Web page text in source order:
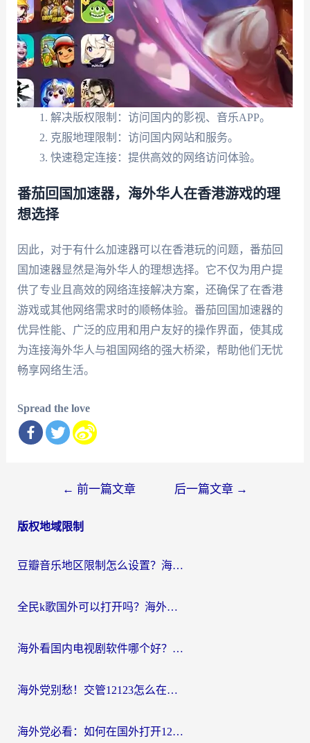
解决版权限制：访问国内的影视、音乐APP。
克服地理限制：访问国内网站和服务。
快速稳定连接：提供高效的网络访问体验。
番茄回国加速器，海外华人在香港游戏的理
想选择
因此，对于有什么加速器可以在香港玩的问题，番茄回
国加速器显然是海外华人的理想选择。它不仅为用户提
供了专业且高效的网络连接解决方案，还确保了在香港
游戏或其他网络需求时的顺畅体验。番茄回国加速器的
优异性能、广泛的应用和用户友好的操作界面，使其成
为连接海外华人与祖国网络的强大桥梁，帮助他们无忧
畅享网络生活。
Spread the love
导
← 前一篇文章 后一篇文章 →
版权地域限制
豆瓣音乐地区限制怎么设置？海外党亲测有效的回国加速方案来了
全民k歌国外可以打开吗？海外党听国内音乐听书的实用指南
海外看国内电视剧软件哪个好？留学生亲测有效的追剧加速方案
海外党别愁！交管12123怎么在国外用？一篇搞定回国资源访问难题
海外党必看：如何在国外打开12123，解决小程序登录难题